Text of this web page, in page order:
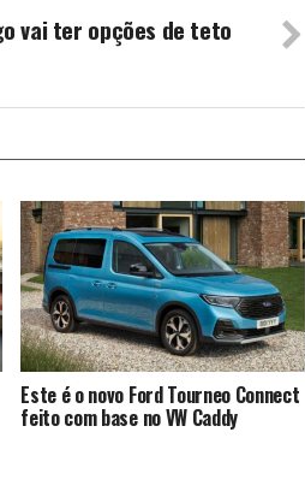
vai ter opções de teto
Este é o novo Ford Tourneo Connect
feito com base no VW Caddy